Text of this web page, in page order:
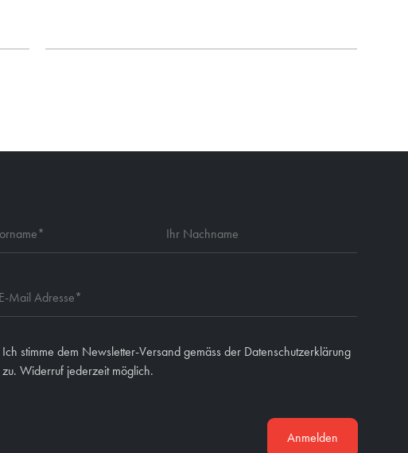
Ich stimme dem Newsletter-Versand gemäss der Datenschutzerklärung
zu. Widerruf jederzeit möglich.
Anmelden